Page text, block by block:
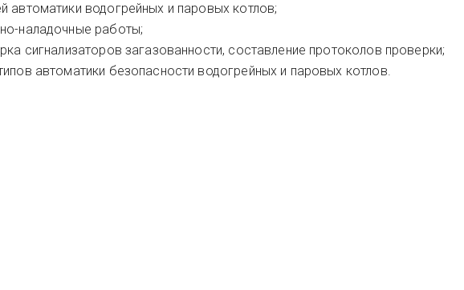
автоматики водогрейных и паровых котлов;
наладочные работы;
сигнализаторов загазованности, составление протоколов проверки;
автоматики безопасности водогрейных и паровых котлов.